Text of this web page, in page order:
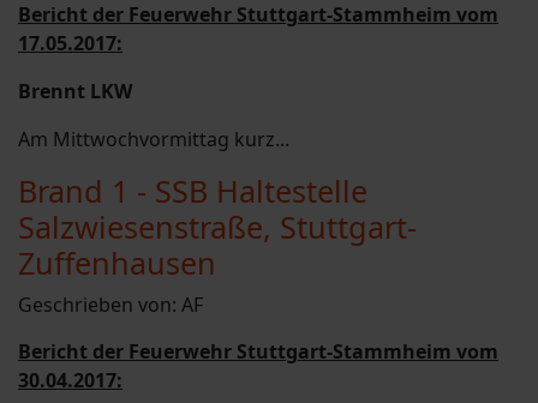
Bericht der Feuerwehr Stuttgart-Stammheim vom
17.05.2017:
Brennt LKW
Am Mittwochvormittag kurz...
Brand 1 - SSB Haltestelle
Salzwiesenstraße, Stuttgart-
Zuffenhausen
Geschrieben von: AF
Bericht der Feuerwehr Stuttgart-Stammheim vom
30.04.2017: